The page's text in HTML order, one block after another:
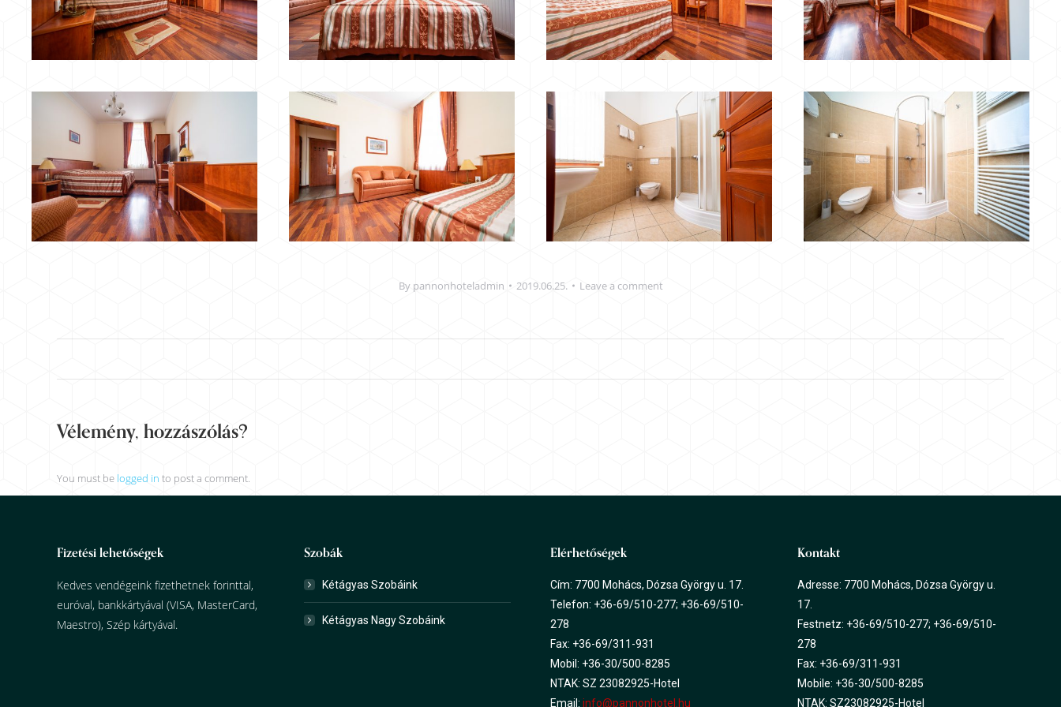
By pannonhoteladmin 2019.06.25. Leave a comment
navigation
Vélemény, hozzászólás?
You must be logged in to post a comment.
Fizetési lehetőségek
Kedves vendégeink fizethetnek forinttal,
euróval, bankkártyával (VISA, MasterCard,
Maestro), Szép kártyával.
Szobák
Kétágyas Szobáink
Kétágyas Nagy Szobáink
Elérhetőségek
Cím: 7700 Mohács, Dózsa György u. 17.
Telefon: +36-69/510-277; +36-69/510-
278
Fax: +36-69/311-931
Mobil: +36-30/500-8285
NTAK: SZ 23082925-Hotel
Email: info@pannonhotel.hu
Kontakt
Adresse: 7700 Mohács, Dózsa György u.
17.
Festnetz: +36-69/510-277; +36-69/510-
278
Fax: +36-69/311-931
Mobile: +36-30/500-8285
NTAK: SZ23082925-Hotel